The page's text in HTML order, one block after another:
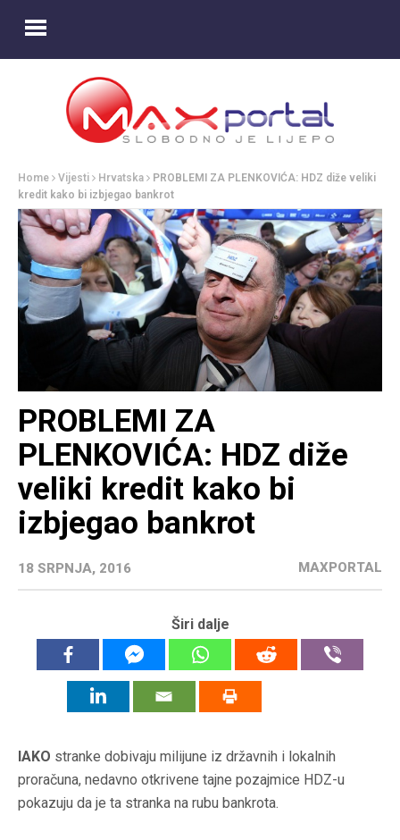
Home Vijesti Hrvatska
PROBLEMI ZA PLENKOVIĆA: HDZ diže veliki
kredit kako bi izbjegao bankrot
PROBLEMI ZA
PLENKOVIĆA: HDZ diže
veliki kredit kako bi
izbjegao bankrot
18 SRPNJA, 2016 MAXPORTAL
Širi dalje
IAKO stranke dobivaju milijune iz državnih i lokalnih
proračuna, nedavno otkrivene tajne pozajmice HDZ-u
pokazuju da je ta stranka na rubu bankrota.